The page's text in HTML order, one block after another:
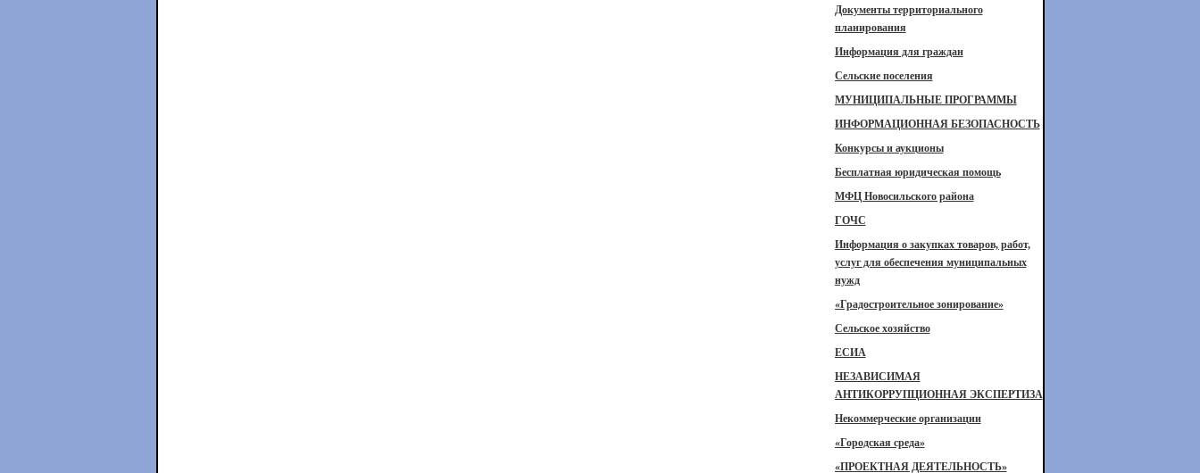
Документы территориального
планирования
Информация для граждан
Сельские поселения
МУНИЦИПАЛЬНЫЕ ПРОГРАММЫ
ИНФОРМАЦИОННАЯ БЕЗОПАСНОСТЬ
Конкурсы и аукционы
Бесплатная юридическая помощь
МФЦ Новосильского района
ГОЧС
Информация о закупках товаров, работ,
услуг для обеспечения муниципальных
нужд
«Градостроительное зонирование»
Сельское хозяйство
ЕСИА
НЕЗАВИСИМАЯ
АНТИКОРРУПЦИОННАЯ ЭКСПЕРТИЗА
Некоммерческие организации
«Городская среда»
«ПРОЕКТНАЯ ДЕЯТЕЛЬНОСТЬ»